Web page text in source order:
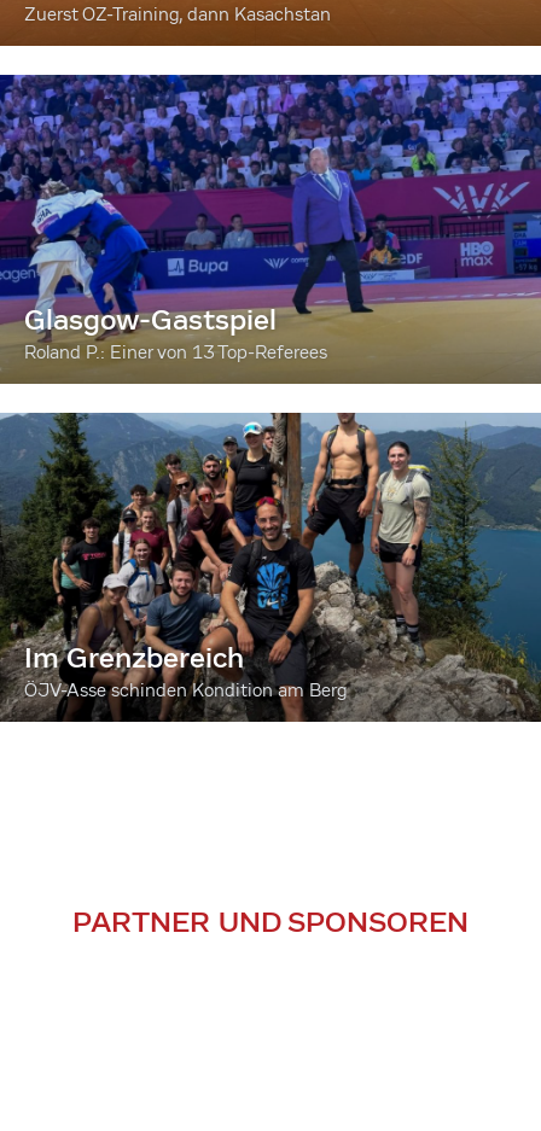
Zuerst OZ-Training, dann Kasachstan
Glasgow-Gastspiel
Roland P.: Einer von 13 Top-Referees
Im Grenzbereich
ÖJV-Asse schinden Kondition am Berg
PARTNER UND SPONSOREN